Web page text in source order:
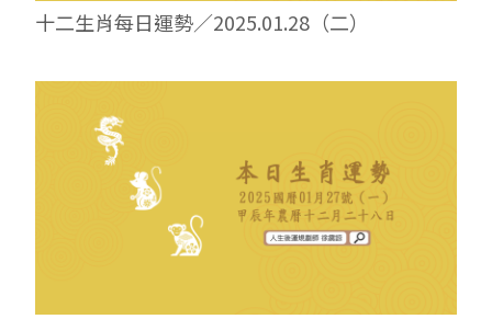
十二生肖每日運勢／2025.01.28（二）